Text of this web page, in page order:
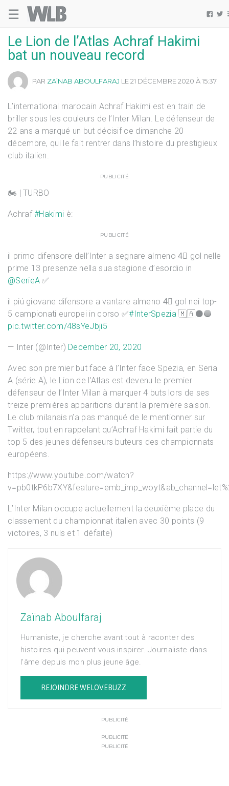
☰  
Le Lion de l’Atlas Achraf Hakimi
bat un nouveau record
PAR ZAÏNAB ABOULFARAJ LE 21 DÉCEMBRE 2020 À 15:37
L’international marocain Achraf Hakimi est en train de
briller sous les couleurs de l’Inter Milan. Le défenseur de
22 ans a marqué un but décisif ce dimanche 20
décembre, qui le fait rentrer dans l’histoire du prestigieux
club italien.
PUBLICITÉ
🏍️ | TURBO
Achraf#Hakimi è:
PUBLICITÉ
il primo difensore dell’Inter a segnare almeno 4⃣ gol nelle
prime 13 presenze nella sua stagione d’esordio in
@SerieA ✅
il piú giovane difensore a vantare almeno 4⃣ gol nei top-
5 campionati europei in corso ✅#InterSpezia🇲🇦⚫️🔵
pic.twitter.com/48sYeJbji5
— Inter (@Inter) December 20, 2020
Avec son premier but face à l’Inter face Spezia, en Seria
A (série A), le Lion de l’Atlas est devenu le premier
défenseur de l’Inter Milan à marquer 4 buts lors de ses
treize premières apparitions durant la première saison.
Le club milanais n’a pas manqué de le mentionner sur
Twitter, tout en rappelant qu’Achraf Hakimi fait partie du
top 5 des jeunes défenseurs buteurs des championnats
européens.
https://www.youtube.com/watch?
L’Inter Milan occupe actuellement la deuxième place du
classement du championnat italien avec 30 points (9
victoires, 3 nuls et 1 défaite)
Zaïnab Aboulfaraj
Humaniste, je cherche avant tout à raconter des
histoires qui peuvent vous inspirer. Journaliste dans
l'âme depuis mon plus jeune âge.
REJOINDRE WELOVEBUZZ
PUBLICITÉ
PUBLICITÉ
PUBLICITÉ